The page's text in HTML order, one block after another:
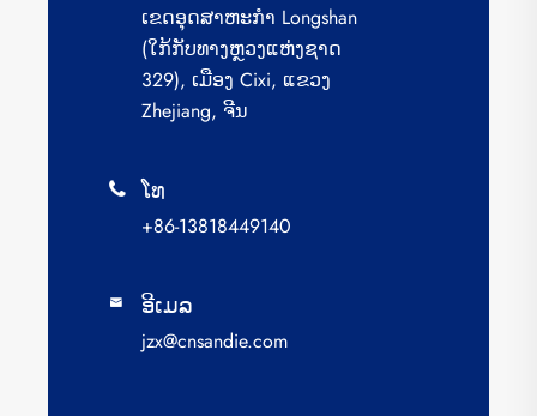
ເຂດ​ອຸດ​ສາ​ຫະ​ກຳ Longshan
(ໃກ້​ກັບ​ທາງ​ຫຼວງ​ແຫ່ງ​ຊາດ
329), ເມືອງ Cixi, ແຂວງ
Zhejiang, ຈີນ
 ໂທ
+86-13818449140
 ອີເມລ
jzx@cnsandie.com